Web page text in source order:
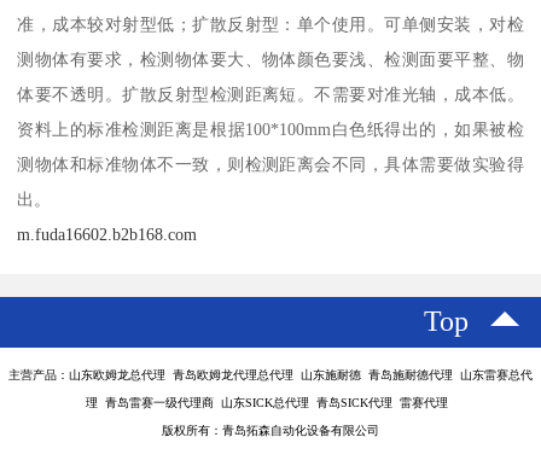
准，成本较对射型低；扩散反射型：单个使用。可单侧安装，对检
测物体有要求，检测物体要大、物体颜色要浅、检测面要平整、物
体要不透明。扩散反射型检测距离短。不需要对准光轴，成本低。
资料上的标准检测距离是根据100*100mm白色纸得出的，如果被检
测物体和标准物体不一致，则检测距离会不同，具体需要做实验得
出。
m.fuda16602.b2b168.com
Top
主营产品：山东欧姆龙总代理 青岛欧姆龙代理总代理 山东施耐德 青岛施耐德代理 山东雷赛总代
理 青岛雷赛一级代理商 山东SICK总代理 青岛SICK代理 雷赛代理
版权所有：青岛拓森自动化设备有限公司